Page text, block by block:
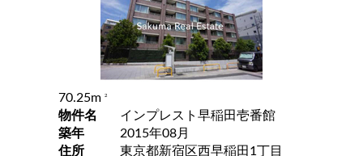
70.25m 2
物件名
インプレスト早稲田壱番館
築年
2015年08月
住所
東京都新宿区西早稲田1丁目